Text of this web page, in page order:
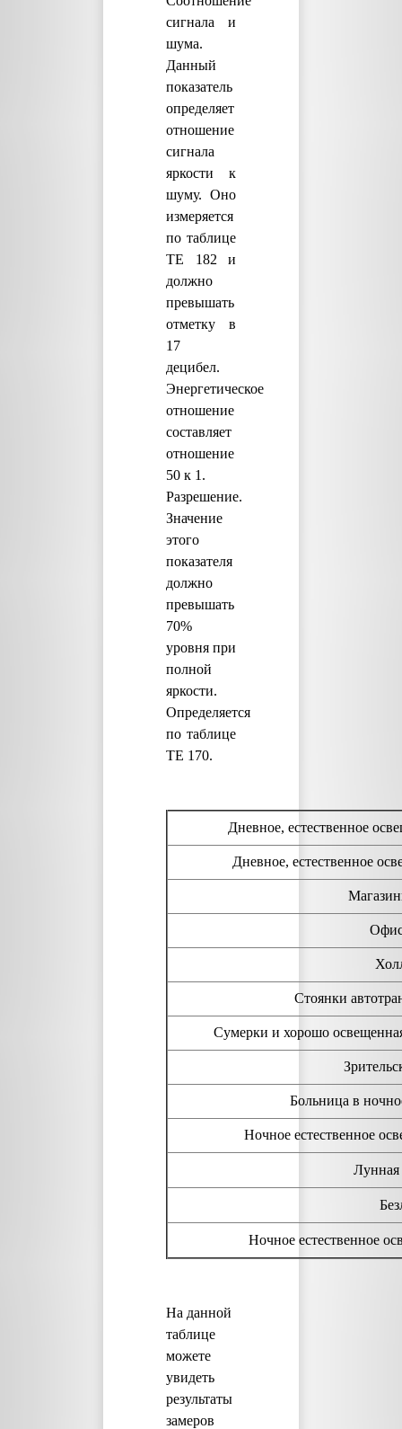
сигнала и
шума.
Данный
показатель
определяет
отношение
сигнала
яркости к
шуму. Оно
измеряется
по таблице
TE 182 и
должно
превышать
отметку в
17
децибел.
Энергетическое
отношение
составляет
отношение
50 к 1.
Разрешение.
Значение
этого
показателя
должно
превышать
70%
уровня при
полной
яркости.
Определяется
по таблице
TE 170.
Дневное, естественное
Дневное, естественное
Стоянки
Сумерки и хорошо
Больница в
Ночное естественное
Ночное естественное
На данной
таблице
можете
увидеть
результаты
замеров